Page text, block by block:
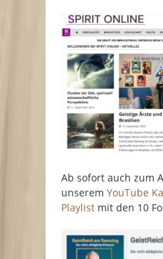
Ab sofort auch zum
unseremYouTube
Playlist mit den 10